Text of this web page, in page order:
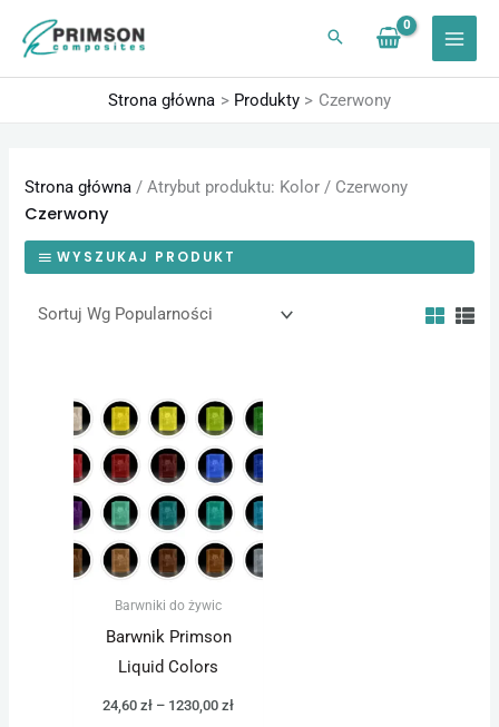
treści
Strona główna
Produkty Czerwony
Strona główna / Atrybut produktu: Kolor / Czerwony
Czerwony
WYSZUKAJ PRODUKT
Barwniki do żywic
Barwnik Primson
Liquid Colors
24,60zł – 1230,00zł
Zakres
cen:
24,60 zł
do
1230,00 zł
Ten
produkt
ma
wiele
wariantów.
Opcje
produktu